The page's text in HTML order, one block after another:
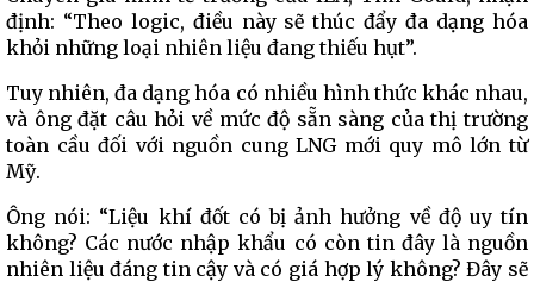
định: “Theo logic, điều này sẽ thúc đẩy đa dạng hóa
khỏi những loại nhiên liệu đang thiếu hụt”.
Tuy nhiên, đa dạng hóa có nhiều hình thức khác nhau,
và ông đặt câu hỏi về mức độ sẵn sàng của thị trường
toàn cầu đối với nguồn cung LNG mới quy mô lớn từ
Mỹ.
Ông nói: “Liệu khí đốt có bị ảnh hưởng về độ uy tín
không? Các nước nhập khẩu có còn tin đây là nguồn
nhiên liệu đáng tin cậy và có giá hợp lý không? Đây sẽ